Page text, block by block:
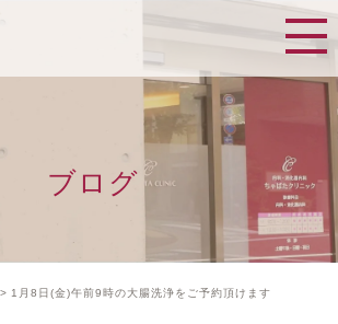
ブログ
1月8日(金)午前9時の大腸洗浄をご予約頂けます